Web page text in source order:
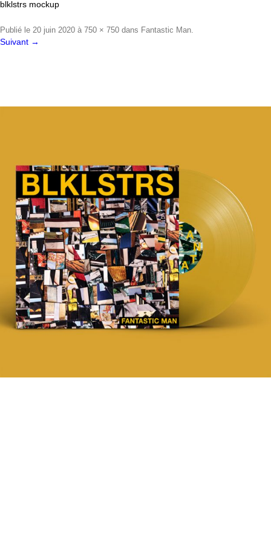
blklstrs mockup
Publié le 20 juin 2020 à 750 × 750 dans Fantastic Man.
Suivant →